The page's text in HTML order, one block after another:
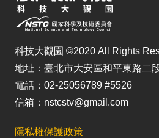
科技大觀園 ©2020 All Rights
地址：臺北市大安區和平東路二
電話：02-25056789 #5526
信箱：nstcstv@gmail.com
隱私權保護政策